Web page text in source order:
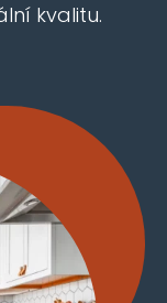
kvalitu.